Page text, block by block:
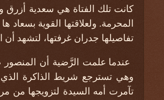
كانت تلك الفتاة هي سعدية أزرق
المحرمة. ولعلاقتها القوية بسعاد
تفاصيلها جدران غرفتها، لتشهد
عندما علمت الرَّضية أن المنصور
وهي تسترجع شريط الذاكرة الذي
تآمرت أمه السيدة لتزويجها من